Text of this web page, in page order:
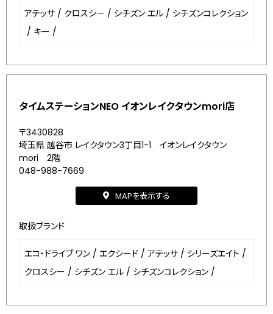
アテッサ / クロスシー / シチズン エル / シチズンコレクション
/ キー /
タイムステーションNEO イオンレイクタウンmori店
〒3430828
埼玉県 越谷市 レイクタウン3丁目1-1 イオンレイクタウン
mori 2階
048-988-7669
MAPを表示する
取扱ブランド
エコ・ドライブ ワン / エクシード / アテッサ / シリーズエイト /
クロスシー / シチズン エル / シチズンコレクション /